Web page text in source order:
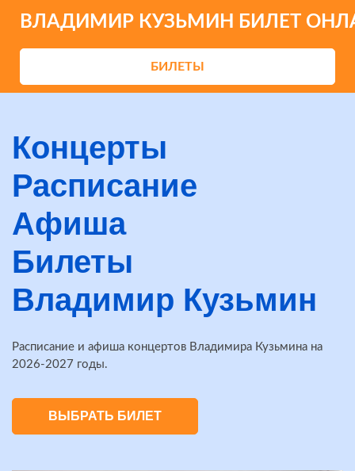
ВЛАДИМИР КУЗЬМИН БИЛЕТ
БИЛЕТЫ
Концерты
Расписание
Афиша
Билеты
Владимир Кузьмин
Расписание и афиша концертов Владимира Кузьмина на
2026-2027 годы.
ВЫБРАТЬ БИЛЕТ